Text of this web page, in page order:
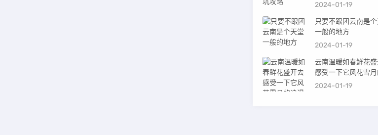
2024-01-19
只要不跟团云南是
一般的地方
2024-01-19
云南温暖如春鲜花
感受一下它风花雪
漫吧
2024-01-19